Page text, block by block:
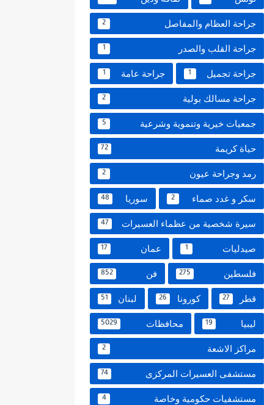
جراحة العظام والمفاصل 2
جراحة القلب والصدر 1
جراحة تجميل 1 جراحة عامة 1
جراحة مسالك بولية 2
جمعيات خيرية وتنموية وشرعية 5
حياة كريمة 72
رمد وجراحة عيون 2
سكر و غدد صماء 2 سوريا 48
سيرة شخصية من عظماء العسيرات 47
صيدليات 1 عمان 17
فلسطين 275 فن 852
قطر 27 كورونا 26 لبنان 51
ليبيا 19 محافظات 5029
مراكز الاشعة 2
مستشفى العسيرات المركزى 74
مستشفيات حكومية وخاصة 4